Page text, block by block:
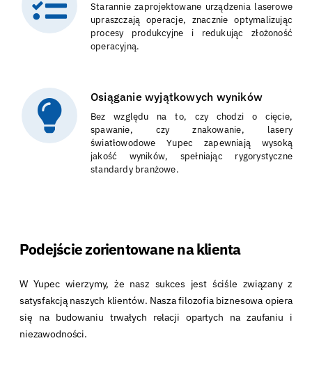
Starannie zaprojektowane urządzenia laserowe
upraszczają operacje, znacznie optymalizując
procesy produkcyjne i redukując złożoność
operacyjną.
Osiąganie wyjątkowych wyników
Bez względu na to, czy chodzi o cięcie,
spawanie, czy znakowanie, lasery
światłowodowe Yupec zapewniają wysoką
jakość wyników, spełniając rygorystyczne
standardy branżowe.
Podejście zorientowane na klienta
W Yupec wierzymy, że nasz sukces jest ściśle związany z
satysfakcją naszych klientów. Nasza filozofia biznesowa opiera
się na budowaniu trwałych relacji opartych na zaufaniu i
niezawodności.